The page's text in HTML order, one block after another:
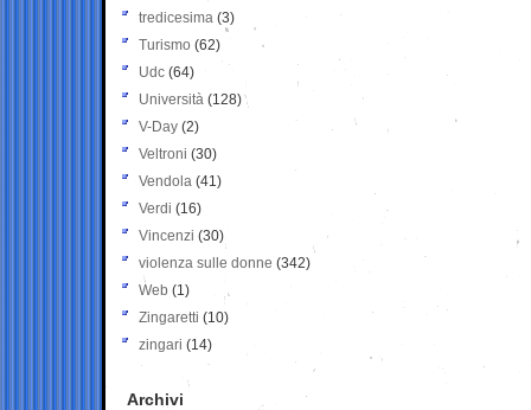
tredicesima (3)
Turismo (62)
Udc (64)
Università (128)
V-Day (2)
Veltroni (30)
Vendola (41)
Verdi (16)
Vincenzi (30)
violenza sulle donne (342)
Web (1)
Zingaretti (10)
zingari (14)
Archivi